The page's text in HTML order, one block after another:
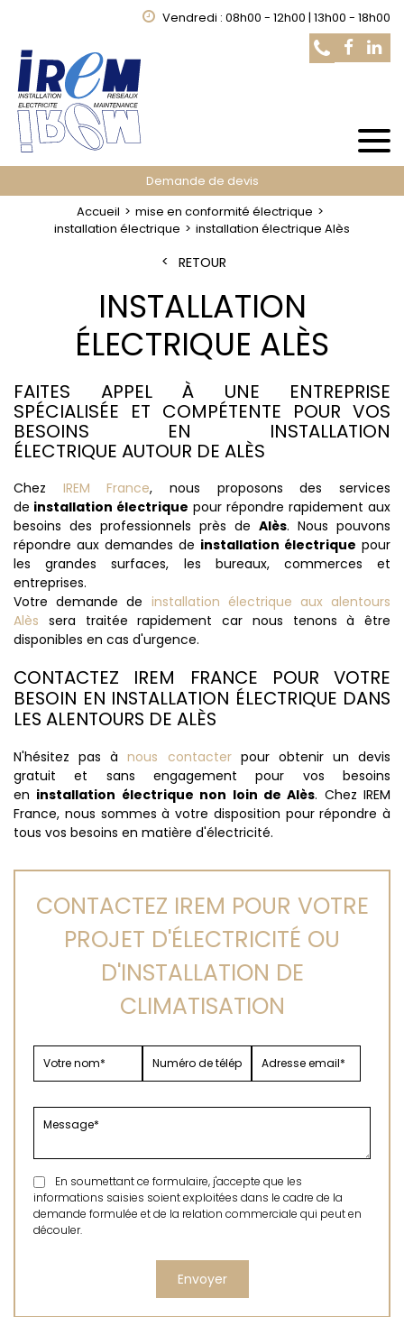
Vendredi : 08h00 - 12h00 | 13h00 - 18h00
Demande de devis
Accueil
mise en conformité électrique
installation électrique
installation électrique Alès
RETOUR
INSTALLATION
ÉLECTRIQUE ALÈS
FAITES APPEL À UNE ENTREPRISE
SPÉCIALISÉE ET COMPÉTENTE POUR VOS
BESOINS EN INSTALLATION
ÉLECTRIQUE AUTOUR DE ALÈS
Chez IREM France, nous proposons des services
de installation électrique pour répondre rapidement aux
besoins des professionnels près de Alès. Nous pouvons
répondre aux demandes de installation électrique pour
les grandes surfaces, les bureaux, commerces et
entreprises.
Votre demande de installation électrique aux alentours
Alès sera traitée rapidement car nous tenons à être
disponibles en cas d'urgence.
CONTACTEZ IREM FRANCE POUR VOTRE
BESOIN EN INSTALLATION ÉLECTRIQUE DANS
LES ALENTOURS DE ALÈS
N'hésitez pas ànous contacterpour obtenir un devis
gratuit et sans engagement pour vos besoins
en installation électrique non loin de Alès. Chez IREM
France, nous sommes à votre disposition pour répondre à
tous vos besoins en matière d'électricité.
CONTACTEZ IREM POUR VOTRE
PROJET D'ÉLECTRICITÉ OU
D'INSTALLATION DE
CLIMATISATION
En soumettant ce formulaire, j'accepte que les
informations saisies soient exploitées dans le cadre de la
demande formulée et de la relation commerciale qui peut en
découler.